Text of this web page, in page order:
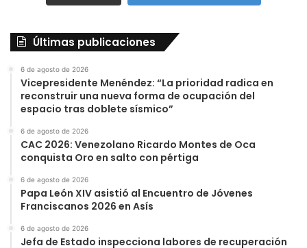
Últimas publicaciones
6 de agosto de 2026
Vicepresidente Menéndez: “La prioridad radica en
reconstruir una nueva forma de ocupación del
espacio tras doblete sísmico”
6 de agosto de 2026
CAC 2026: Venezolano Ricardo Montes de Oca
conquista Oro en salto con pértiga
6 de agosto de 2026
Papa León XIV asistió al Encuentro de Jóvenes
Franciscanos 2026 en Asís
6 de agosto de 2026
Jefa de Estado inspecciona labores de recuperación